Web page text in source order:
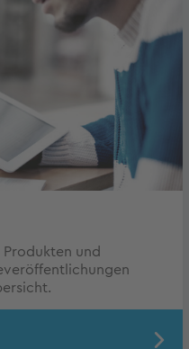
Produkten und